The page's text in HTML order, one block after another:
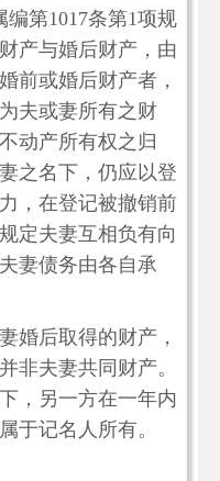
第1017条第1项规
产与婚后财产，由
前或婚后财产者，
夫或妻所有之财
动产所有权之归
之名下，仍应以登
，在登记被撤销前
定夫妻互相负有向
妻债务由各自承
婚后取得的财产，
非夫妻共同财产。
，另一方在一年内
于记名人所有。